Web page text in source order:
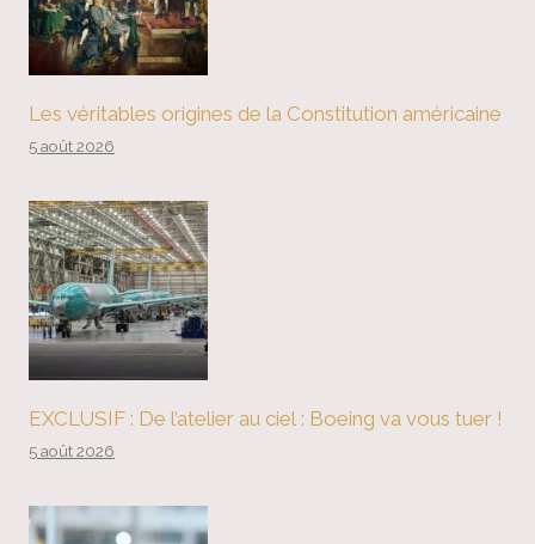
Les véritables origines de la Constitution américaine
5 août 2026
EXCLUSIF : De l’atelier au ciel : Boeing va vous tuer !
5 août 2026